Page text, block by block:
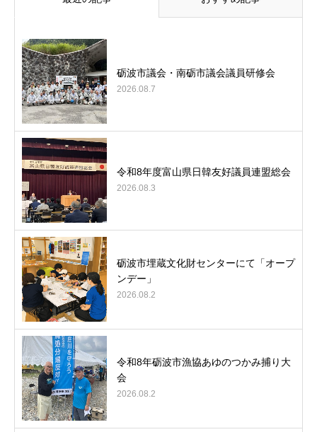
砺波市議会・南砺市議会議員研修会
2026.08.7
令和8年度富山県日韓友好議員連盟総会
2026.08.3
砺波市埋蔵文化財センターにて「オープ
ンデー」
2026.08.2
令和8年砺波市漁協あゆのつかみ捕り大
会
2026.08.2